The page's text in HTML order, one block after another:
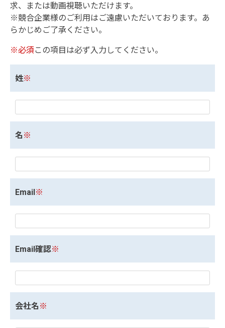
求、または動画視聴いただけます。
※競合企業様のご利用はご遠慮いただいております。あ
らかじめご了承ください。
※必須 この項目は必ず入力してください。
姓※
名 ※
Email※
Email確認※
会社名 ※